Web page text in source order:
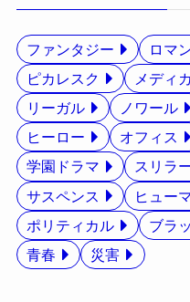
ファンタジー ロマ
ピカレスク
メディ
リーガル
ノワール
ヒーロー
オフィス
学園ドラマ
スリラ
サスペンス
ヒュー
ポリティカル
ブラ
青春
災害